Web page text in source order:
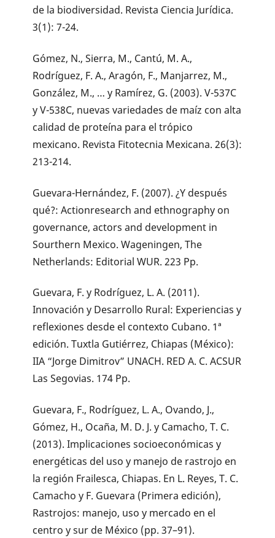
de la biodiversidad. Revista Ciencia Jurídica.
3(1): 7-24.
Gómez, N., Sierra, M., Cantú, M. A.,
Rodríguez, F. A., Aragón, F., Manjarrez, M.,
González, M., … y Ramírez, G. (2003). V-537C
y V-538C, nuevas variedades de maíz con alta
calidad de proteína para el trópico
mexicano. Revista Fitotecnia Mexicana. 26(3):
213-214.
Guevara-Hernández, F. (2007). ¿Y después
qué?: Actionresearch and ethnography on
governance, actors and development in
Sourthern Mexico. Wageningen, The
Netherlands: Editorial WUR. 223 Pp.
Guevara, F. y Rodríguez, L. A. (2011).
Innovación y Desarrollo Rural: Experiencias y
reflexiones desde el contexto Cubano. 1ª
edición. Tuxtla Gutiérrez, Chiapas (México):
IIA “Jorge Dimitrov” UNACH. RED A. C. ACSUR
Las Segovias. 174 Pp.
Guevara, F., Rodríguez, L. A., Ovando, J.,
Gómez, H., Ocaña, M. D. J. y Camacho, T. C.
(2013). Implicaciones socioeconómicas y
energéticas del uso y manejo de rastrojo en
la región Frailesca, Chiapas. En L. Reyes, T. C.
Camacho y F. Guevara (Primera edición),
Rastrojos: manejo, uso y mercado en el
centro y sur de México (pp. 37–91).